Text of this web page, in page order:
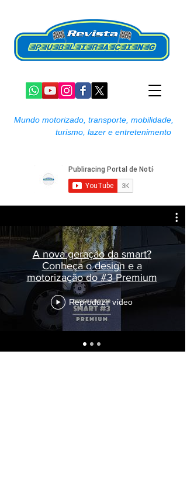
Mundo motorizado, transporte, mobilidade,
turismo, lazer e entretenimento
A nova geração da smart?
Conheça o design e a
motorização do #3 Premium
Reproduzir vídeo